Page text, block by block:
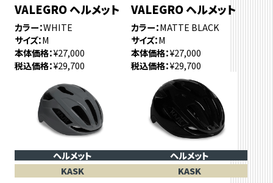
VALEGRO ヘルメット
カラー WHITE
サイズ M
本体価格 ¥27,000
税込価格 ¥29,700
VALEGRO ヘルメット
カラー MATTE BLACK
サイズ M
本体価格 ¥27,000
税込価格 ¥29,700
ヘルメット
KASK
ヘルメット
KASK